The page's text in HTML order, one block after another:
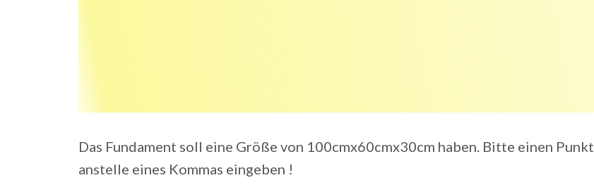
Das Fundament soll eine Größe von 100cmx60cmx30cm haben. Bitte einen Punkt
anstelle eines Kommas eingeben !